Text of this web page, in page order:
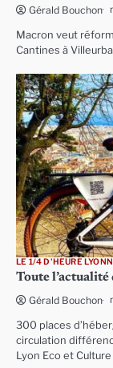
Gérald Bouchon
Macron veut
Cantines à
LE 1/4 D'HEURE
Toute
Gérald Bouchon
300 places
circulation
Lyon Eco et Culture